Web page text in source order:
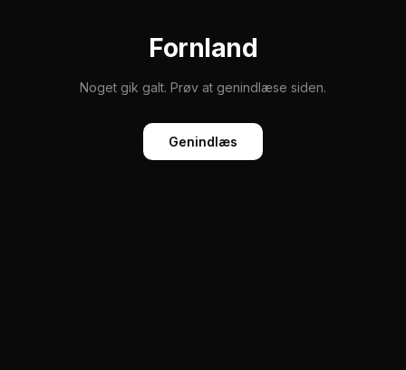
Fornland
Noget gik galt. Prøv at genindlæse siden.
Genindlæs